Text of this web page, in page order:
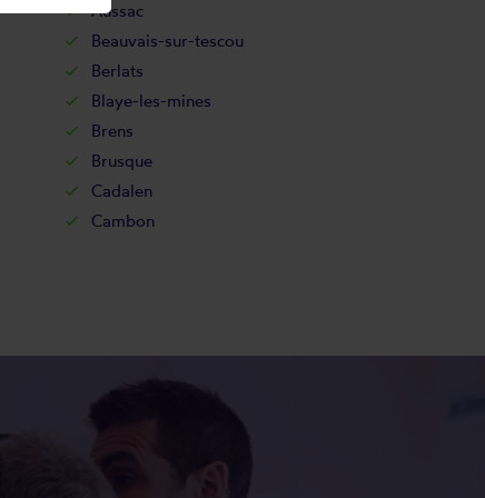
Aussac
Beauvais-sur-tescou
Berlats
Blaye-les-mines
Brens
Brusque
Cadalen
Cambon